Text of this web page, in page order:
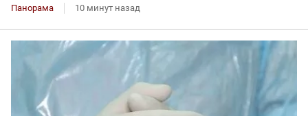
Панорама 10 минут назад